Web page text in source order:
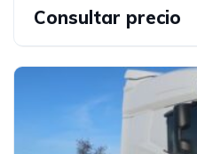
Consultar precio